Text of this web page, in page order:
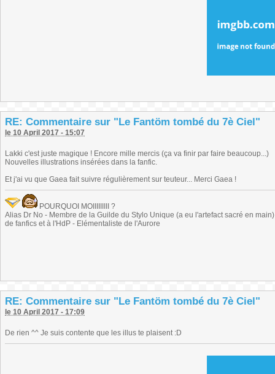
RE: Commentaire sur "Le Fantöm tombé du 7è Ciel"
le 10 April 2017 - 15:07
Lakki c'est juste magique ! Encore mille mercis (ça va finir par faire beaucoup...)
Nouvelles illustrations insérées dans la fanfic.
Et j'ai vu que Gaea fait suivre régulièrement sur teuteur... Merci Gaea !
POURQUOI MOIIIIIIIII ?
Alias Dr No - Membre de la Guilde du Stylo Unique (a eu l'artefact sacré en
de fanfics et à l'HdP - Elémentaliste de l'Aurore
RE: Commentaire sur "Le Fantöm tombé du 7è Ciel"
le 10 April 2017 - 17:09
De rien ^^ Je suis contente que les illus te plaisent :D